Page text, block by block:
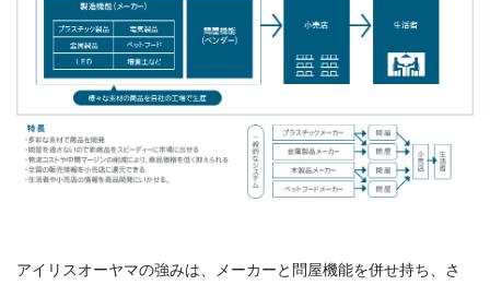
アイリスオーヤマの強みは、メーカーと問屋機能を併せ持ち、さ